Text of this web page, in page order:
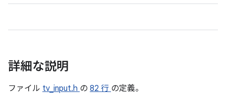
詳細な説明
ファイル tv_input.h の 82 行 の定義。